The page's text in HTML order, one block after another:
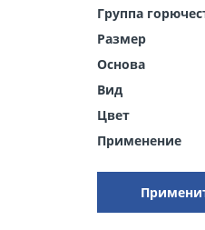
Группа
Размер
Основа
Вид
Цвет
Применение